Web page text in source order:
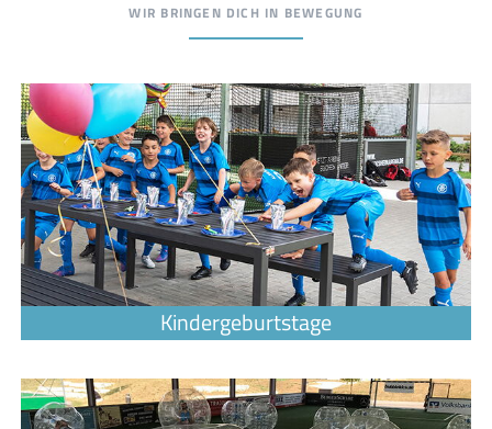
WIR BRINGEN DICH IN BEWEGUNG